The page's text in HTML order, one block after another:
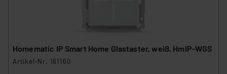
Homematic IP Smart Home Glastaster, weiß, HmIP-WGS
Artikel-Nr. 161160